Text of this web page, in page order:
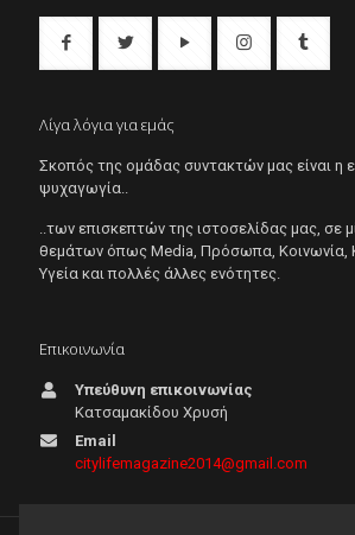
Λίγα λόγια για εμάς
Σκοπός της ομάδας συντακτών μας είναι η
ψυχαγωγία..
..των επισκεπτών της ιστοσελίδας μας, σε
θεμάτων όπως Μedia, Πρόσωπα, Κοινωνία,
Υγεία και πολλές άλλες ενότητες.
Επικοινωνία
Υπεύθυνη επικοινωνίας
Κατσαμακίδου Χρυσή
Email
citylifemagazine2014@gmail.com